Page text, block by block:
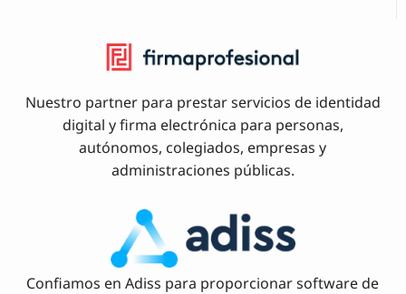
Nuestro partner para prestar servicios de identidad
digital y firma electrónica para personas,
autónomos, colegiados, empresas y
administraciones públicas.
Confiamos en Adiss para proporcionar software de